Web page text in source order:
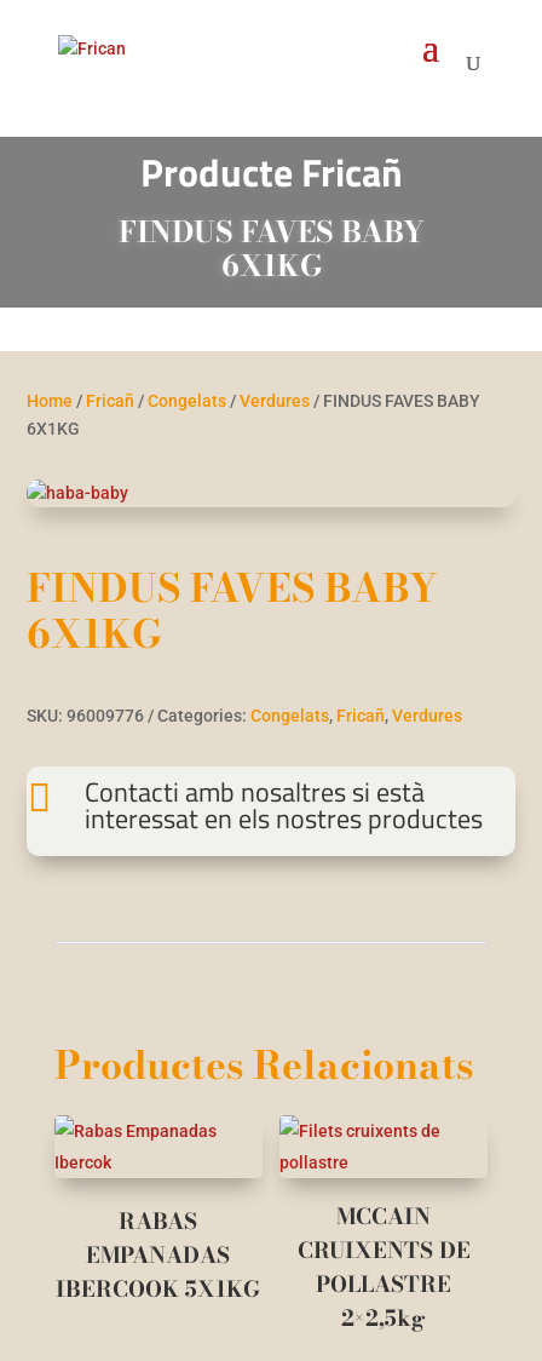
search
Producte Fricañ
FINDUS FAVES BABY
6X1KG
Home / Fricañ /Congelats/Verdures/ FINDUS FAVES BABY
6X1KG
FINDUS FAVES BABY
6X1KG
SKU:96009776 Categories:Congelats, Fricañ,Verdures
 Contacti amb nosaltres si està
interessat en els nostres productes
Productes Relacionats
RABAS
EMPANADAS
IBERCOOK 5X1KG
MCCAIN
CRUIXENTS DE
POLLASTRE
2×2,5kg